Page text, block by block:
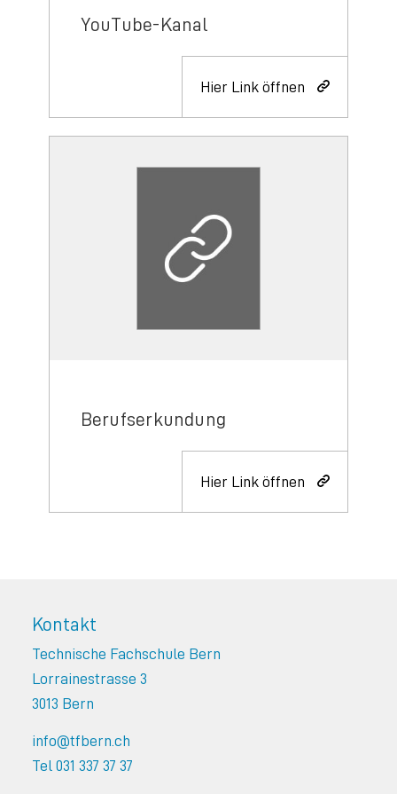
YouTube-Kanal
Hier Link öffnen
Berufserkundung
Hier Link öffnen
Kontakt
Technische Fachschule Bern
Lorrainestrasse 3
3013 Bern
info@tfbern.ch
Tel 031 337 37 37